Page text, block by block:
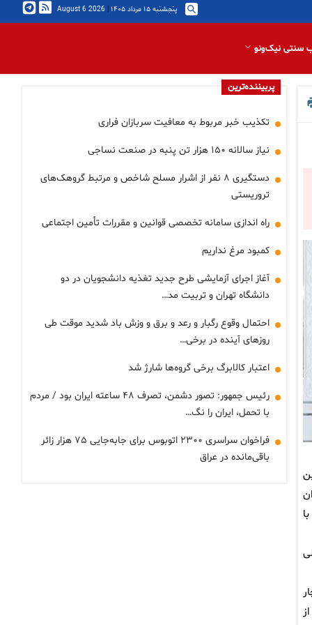
پنجشنبه ۱۵ مرداد ۱۴۰۵ |
2026 August 6
سنتی نیک‌ونو
پربیننده‌ترین
تکذیب خبر مربوط به معافیت سربازان فراری
نیاز سالانه ۱۵۰ هزار تن پنبه در صنعت نساجی
دستگیری ۸ نفر از اشرار مسلح شاخص و مرتبط گروهک‌های
تروریستی
راه اندازی سامانه تخصصی قوانین و مقررات تأمین اجتماعی
کمبود مرغ نداریم
آغاز اجرای آزمایشی طرح جدید تغذیه دانشجویان در دو
دانشگاه تهران و تربیت مد…
احتمال وقوع رگبار و رعد و برق و وزش باد شدید موقت طی
روزهای آینده در برخی…
اعتبار کالابرگ برخی گروه‌ها شارژ شد
رئیس جمهور: تصور دشمن، تصرف ۴۸ ساعته ایران بود / مردم
با تحمل، ایران را نگ…
فراخوان سراسری ۲۳۰۰ اتوبوس برای جابه‌جایی ۷۵ هزار زائر
باقی‌مانده در عراق